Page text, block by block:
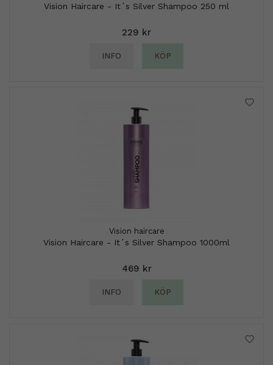
Vision Haircare - It´s Silver Shampoo 250 ml
229 kr
INFO KÖP
Vision haircare
Vision Haircare - It´s Silver Shampoo 1000ml
469 kr
INFO KÖP